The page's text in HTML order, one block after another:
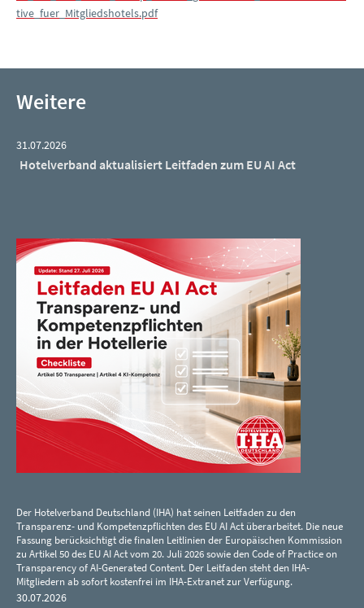
tive_fuer_Mitgliedshotels.pdf
Weitere
31.07.2026
Hotelverband aktualisiert Leitfaden zum EU AI Act
Der Hotelverband Deutschland (IHA) hat seinen Leitfaden zu den
Transparenz- und Kompetenzpflichten des EU AI Act überarbeitet. Die neue
Fassung berücksichtigt die finalen Leitlinien der Europäischen Kommission
zu Artikel 50 des EU AI Act vom 20. Juli 2026 sowie den Code of Practice on
Transparency of AI-Generated Content. Der Leitfaden steht den IHA-
Mitgliedern ab sofort kostenfrei im IHA-Extranet zur Verfügung.
30.07.2026